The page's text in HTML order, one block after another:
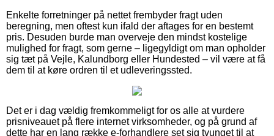
Enkelte forretninger på nettet frembyder fragt uden
beregning, men oftest kun ifald der aftages for en bestemt
pris. Desuden burde man overveje den mindst kostelige
mulighed for fragt, som gerne – ligegyldigt om man opholder
sig tæt på Vejle, Kalundborg eller Hundested – vil være at få
dem til at køre ordren til et udleveringssted.
Det er i dag vældig fremkommeligt for os alle at vurdere
prisniveauet på flere internet virksomheder, og på grund af
dette har en lang række e-forhandlere set sig tvunget til at